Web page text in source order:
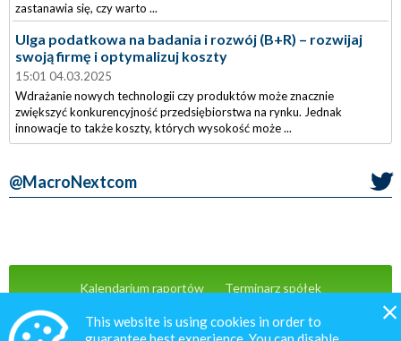
zastanawia się, czy warto ...
Ulga podatkowa na badania i rozwój (B+R) – rozwijaj
swoją firmę i optymalizuj koszty
15:01 04.03.2025
Wdrażanie nowych technologii czy produktów może znacznie
zwiększyć konkurencyjność przedsiębiorstwa na rynku. Jednak
innowacje to także koszty, których wysokość może ...
@MacroNextcom
Kalendarium raportów
Terminarz spółek
This website is using cookies in order to